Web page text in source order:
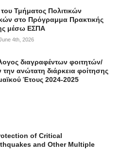
Τμήματος Πολιτικών
στο Πρόγραμμα Πρακτικής
μέσω ΕΣΠΑ
4th, 2026
διαγραφέντων φοιτητών/
ανώτατη διάρκεια φοίτησης
Έτους 2024-2025
of Critical
and Other Multiple